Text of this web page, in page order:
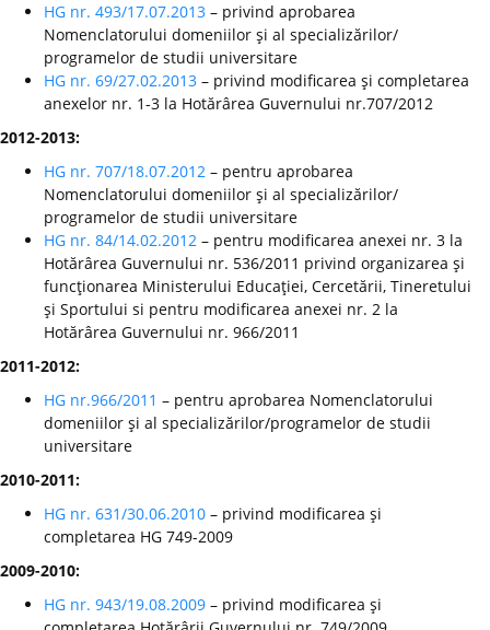
HG nr. 493/17.07.2013 – privind aprobarea
Nomenclatorului domeniilor şi al specializărilor/
programelor de studii universitare
HG nr. 69/27.02.2013 – privind modificarea şi completarea
anexelor nr. 1-3 la Hotărârea Guvernului nr.707/2012
2012-2013:
HG nr. 707/18.07.2012 – pentru aprobarea
Nomenclatorului domeniilor şi al specializărilor/
programelor de studii universitare
HG nr. 84/14.02.2012 – pentru modificarea anexei nr. 3 la
Hotărârea Guvernului nr. 536/2011 privind organizarea şi
funcţionarea Ministerului Educaţiei, Cercetării, Tineretului
şi Sportului si pentru modificarea anexei nr. 2 la
Hotărârea Guvernului nr. 966/2011
2011-2012:
HG nr.966/2011 – pentru aprobarea Nomenclatorului
domeniilor şi al specializărilor/programelor de studii
universitare
2010-2011:
HG nr. 631/30.06.2010 – privind modificarea şi
completarea HG 749-2009
2009-2010:
HG nr. 943/19.08.2009 – privind modificarea şi